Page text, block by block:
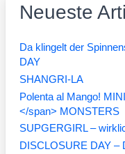
Neueste
Da klingelt der
DAY
SHANGRI-LA
Polenta al Mango!
</span> MONSTERS
SUPGERGIRL –
DISCLOSURE DAY –